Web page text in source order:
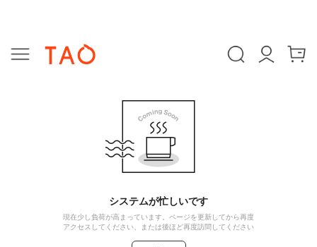
システムが忙しいです
現在少し負荷が高まっています。ページを更新してから再度
アクセスしてください、または後ほど再度訪問してください